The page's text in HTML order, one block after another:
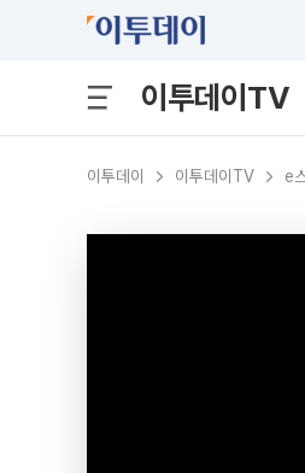
이투데이TV
이투데이 이투데이TV e